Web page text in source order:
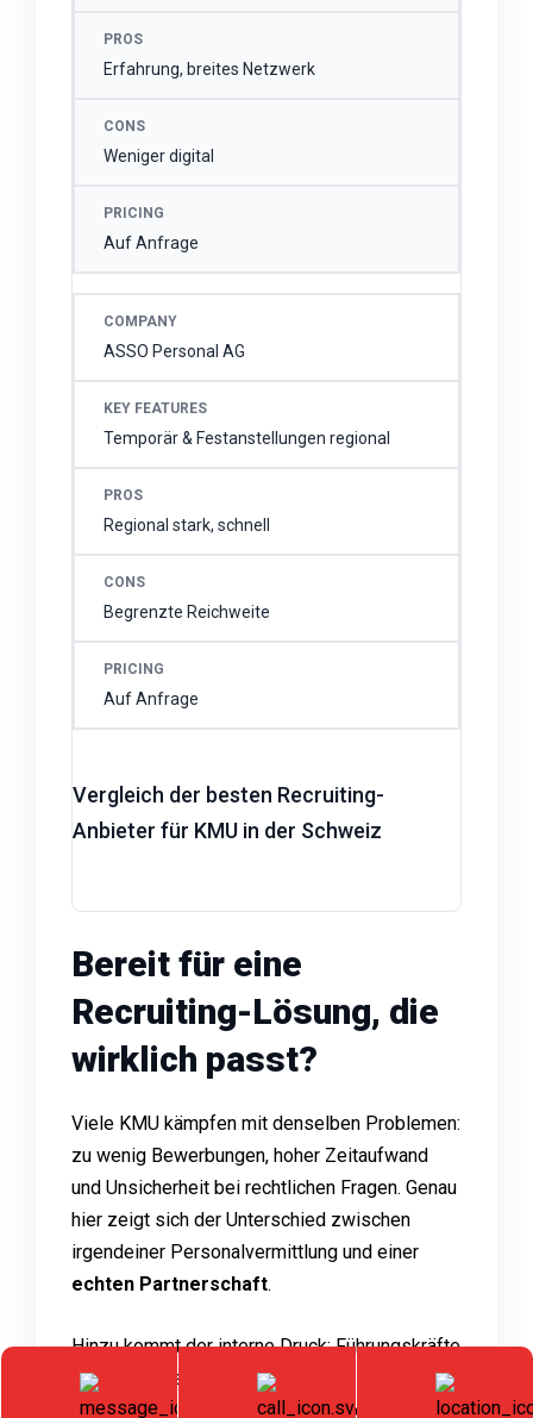
Vergleich der besten Recruiting-
Anbieter für KMU in der Schweiz
Erfahrung, breites Netzwerk
Weniger digital
Auf Anfrage
ASSO Personal AG
Temporär & Festanstellungen regional
Regional stark, schnell
Begrenzte Reichweite
Auf Anfrage
Bereit für eine
Recruiting-Lösung, die
wirklich passt?
Viele KMU kämpfen mit denselben Problemen:
zu wenig Bewerbungen, hoher Zeitaufwand
und Unsicherheit bei rechtlichen Fragen. Genau
hier zeigt sich der Unterschied zwischen
irgendeiner Personalvermittlung und einer
echten Partnerschaft.
Hinzu kommt der interne Druck: Führungskräfte
müssen Personal suchen, obwohl sie
eigentlich das Tagesgeschäft führen sollten.